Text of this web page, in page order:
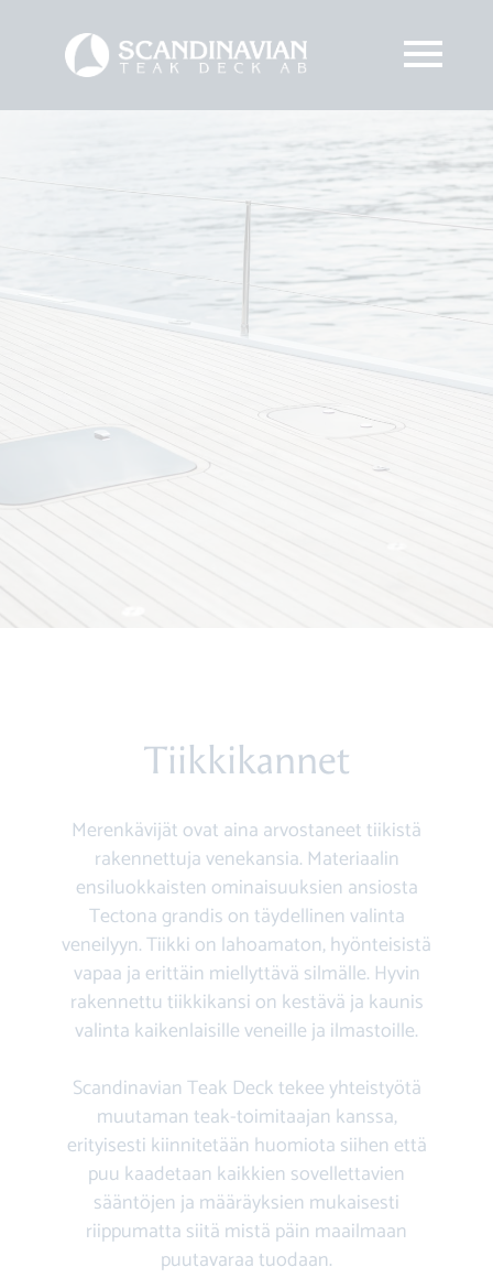
Tiikkikannet
Merenkävijät ovat aina arvostaneet tiikistä
rakennettuja venekansia. Materiaalin
ensiluokkaisten ominaisuuksien ansiosta
Tectona grandis on täydellinen valinta
veneilyyn. Tiikki on lahoamaton, hyönteisistä
vapaa ja erittäin miellyttävä silmälle. Hyvin
rakennettu tiikkikansi on kestävä ja kaunis
valinta kaikenlaisille veneille ja ilmastoille.
Scandinavian Teak Deck tekee yhteistyötä
muutaman teak-toimitaajan kanssa,
erityisesti kiinnitetään huomiota siihen että
puu kaadetaan kaikkien sovellettavien
sääntöjen ja määräyksien mukaisesti
riippumatta siitä mistä päin maailmaan
puutavaraa tuodaan.